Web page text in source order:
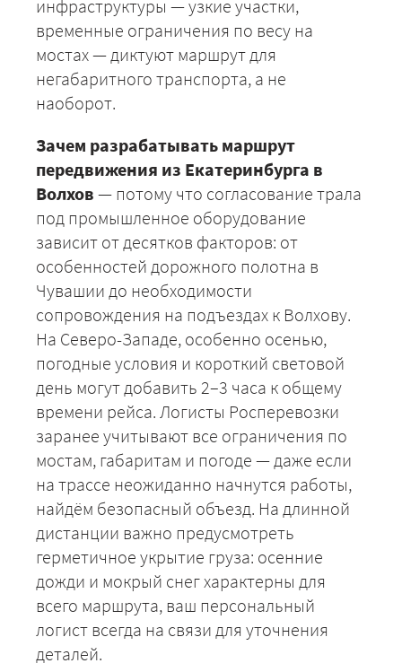
инфраструктуры — узкие участки,
временные ограничения по весу на
мостах — диктуют маршрут для
негабаритного транспорта, а не
наоборот.
Зачем разрабатывать маршрут
передвижения из Екатеринбурга в
Волхов — потому что согласование трала
под промышленное оборудование
зависит от десятков факторов: от
особенностей дорожного полотна в
Чувашии до необходимости
сопровождения на подъездах к Волхову.
На Северо-Западе, особенно осенью,
погодные условия и короткий световой
день могут добавить 2–3 часа к общему
времени рейса. Логисты Росперевозки
заранее учитывают все ограничения по
мостам, габаритам и погоде — даже если
на трассе неожиданно начнутся работы,
найдём безопасный объезд. На длинной
дистанции важно предусмотреть
герметичное укрытие груза: осенние
дожди и мокрый снег характерны для
всего маршрута, ваш персональный
логист всегда на связи для уточнения
деталей.
+7 (499) 520-05-23
ЗАКАЗАТЬ